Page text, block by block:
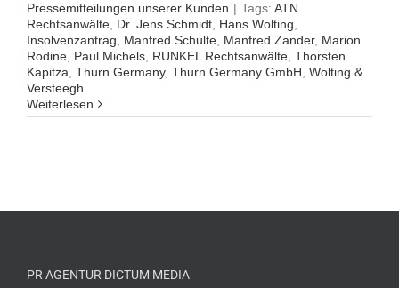
Pressemitteilungen unserer Kunden | Tags: ATN
Rechtsanwälte Dr. Jens Schmidt Hans Wolting
Insolvenzantrag
Manfred Schulte Manfred Zander, Marion
Rodine Paul Michels RUNKEL Rechtsanwälte Thorsten
Kapitza Thurn Germany, Thurn Germany GmbH Wolting &
Versteegh
Weiterlesen
PR AGENTUR DICTUM MEDIA